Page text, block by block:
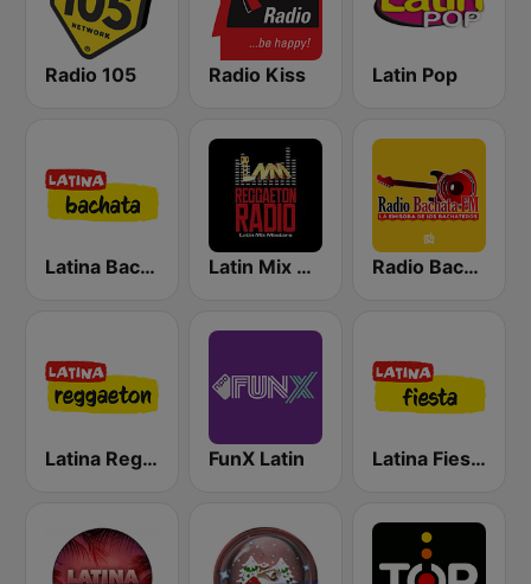
Radio 105 Radio Kiss Latin Pop
Latina Bachata Latin Mix Masters Reggaeton Radio Radio Bachata
Latina Reggaeton FunX Latin Latina Fiesta